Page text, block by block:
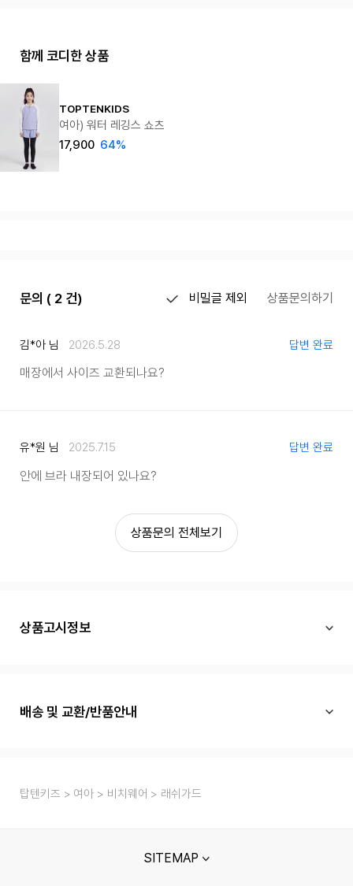
함께 코디한 상품
TOPTENKIDS
여아) 워터 레깅스 쇼츠
17,900 64%
문의 ( 2 건) 비밀글 제외 상품문의하기
김*아 님 2026.5.28 답변 완료
매장에서 사이즈 교환되나요?
유*원 님 2025.7.15 답변 완료
안에 브라 내장되어 있나요?
상품문의 전체보기
상품고시정보
배송 및 교환/반품안내
탑텐키즈 여아 비치웨어 래쉬가드
SITEMAP